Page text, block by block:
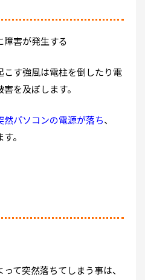
障害が発生する
す強風は電柱を倒したり電
を及ぼします。
然パソコンの電源が落ち、
。
て突然落ちてしまう事は、